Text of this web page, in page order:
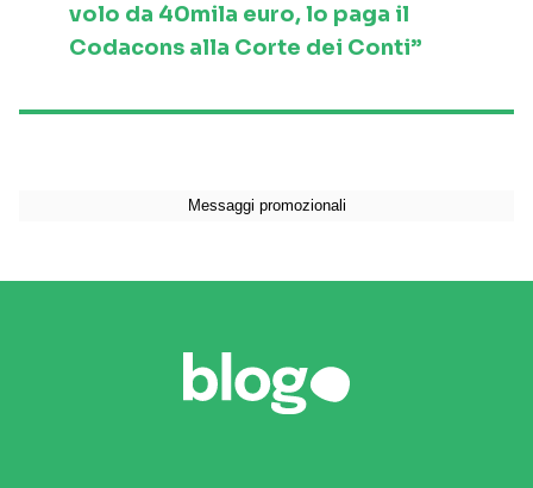
volo da 40mila euro, lo paga il
Codacons alla Corte dei Conti”